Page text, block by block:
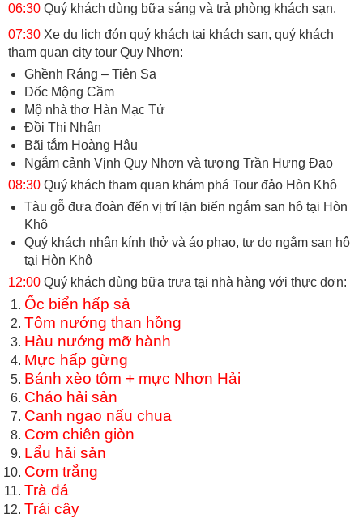
06:30 Quý khách dùng bữa sáng và trả phòng khách sạn.
07:30 Xe du lịch đón quý khách tại khách sạn, quý khách
tham quan city tour Quy Nhơn:
Ghềnh Ráng – Tiên Sa
Dốc Mộng Cầm
Mộ nhà thơ Hàn Mạc Tử
Đồi Thi Nhân
Bãi tắm Hoàng Hậu
Ngắm cảnh Vịnh Quy Nhơn và tượng Trần Hưng Đạo
08:30 Quý khách tham quan khám phá Tour đảo Hòn Khô
Tàu gỗ đưa đoàn đến vị trí lặn biển ngắm san hô tại Hòn
Khô
Quý khách nhận kính thở và áo phao, tự do ngắm san hô
tại Hòn Khô
12:00 Quý khách dùng bữa trưa tại nhà hàng với thực đơn:
Ốc biển hấp sả
Tôm nướng than hồng
Hàu nướng mỡ hành
Mực hấp gừng
Bánh xèo tôm + mực Nhơn Hải
Cháo hải sản
Canh ngao nấu chua
Cơm chiên giòn
Lẩu hải sản
Cơm trắng
Trà đá
Trái cây